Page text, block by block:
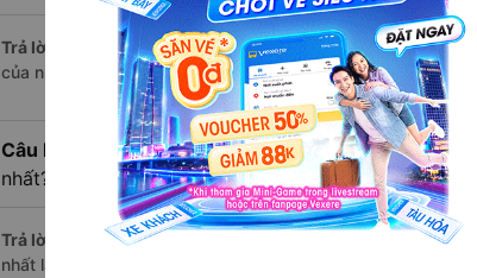
Trả lời: ChuyếnGiường nằm đôi Văn Yên - Yên Bái Lào Cai
của nhà xe S Trip Việt Nam.
Câu hỏi:
Review xe đi Lào Cai từ Văn Yên - Yên
nhất?
Trả lời:
Những hãng có loại xe Giường nằm đôi đi Văn Yên
nhất là nhà xe S Trip Việt Nam đi Lào Cai từ Văn Yên -